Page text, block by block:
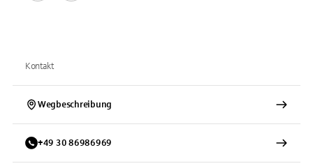
Kontakt
Wegbeschreibung
+49 30 86986969